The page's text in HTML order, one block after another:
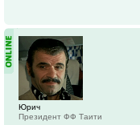
Юрич
Президент ФФ Таити